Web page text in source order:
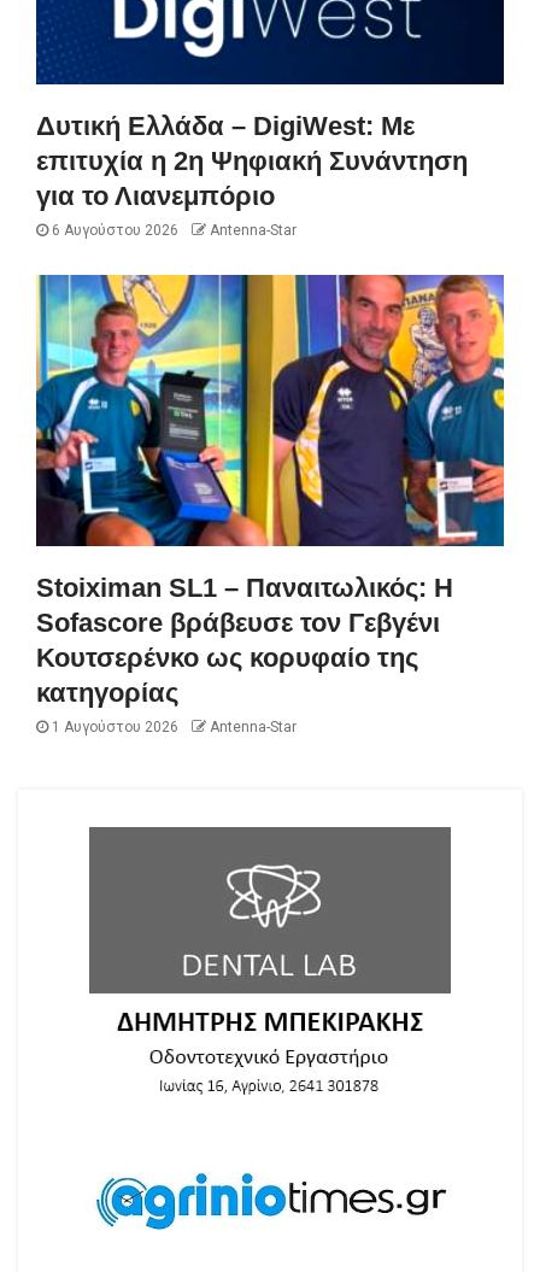
Δυτική Ελλάδα – DigiWest: Με
επιτυχία η 2η Ψηφιακή Συνάντηση
για το Λιανεμπόριο
6 Αυγούστου 2026 Antenna-Star
Stoiximan SL1 – Παναιτωλικός: Η
Sofascore βράβευσε τον Γεβγένι
Κουτσερένκο ως κορυφαίο της
κατηγορίας
1 Αυγούστου 2026 Antenna-Star